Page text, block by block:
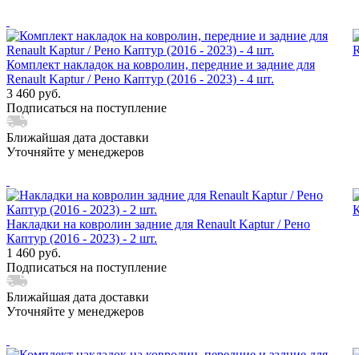
Комплект накладок на ковролин, передние и задние для
Renault Kaptur / Рено Каптур (2016 - 2023) - 4 шт.
3 460 руб.
Подписаться на поступление
Ближайшая дата доставки
Уточняйте у менеджеров
Накладки на ковролин задние для Renault Kaptur / Рено
Каптур (2016 - 2023) - 2 шт.
1 460 руб.
Подписаться на поступление
Ближайшая дата доставки
Уточняйте у менеджеров